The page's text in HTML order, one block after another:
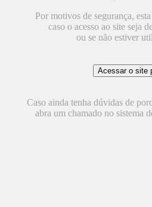
Por motivos de segurança,
caso o acesso ao site seja
ou se não estiver
Caso ainda tenha dúvidas de
abra um chamado no sistema